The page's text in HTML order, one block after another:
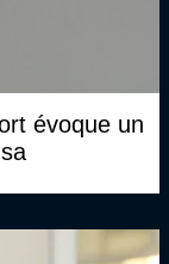
évoque un